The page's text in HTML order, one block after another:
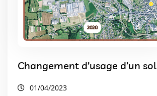
Changement d’usage d’un sol
01/04/2023